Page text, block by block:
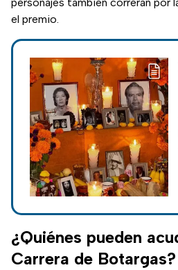
el premio.
¿Quiénes pueden
Carrera de Botargas?